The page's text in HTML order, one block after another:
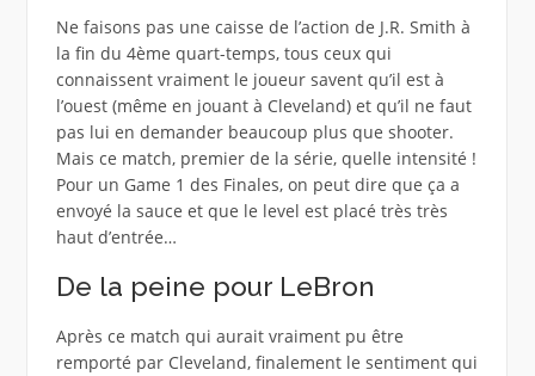
Ne faisons pas une caisse de l’action de J.R. Smith à
la fin du 4ème quart-temps, tous ceux qui
connaissent vraiment le joueur savent qu’il est à
l’ouest (même en jouant à Cleveland) et qu’il ne faut
pas lui en demander beaucoup plus que shooter.
Mais ce match, premier de la série, quelle intensité !
Pour un Game 1 des Finales, on peut dire que ça a
envoyé la sauce et que le level est placé très très
haut d’entrée…
De la peine pour LeBron
Après ce match qui aurait vraiment pu être
remporté par Cleveland, finalement le sentiment qui